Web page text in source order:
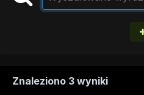
Znaleziono 3 wyniki